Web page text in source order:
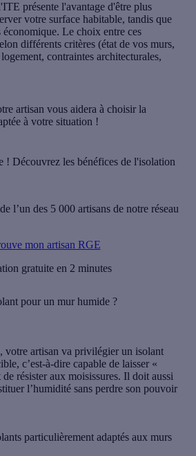
présente l'avantage d'être plus
votre surface habitable, tandis que
économique. Le choix entre ces
différents critères (état de vos murs,
contraintes architecturales,
artisan vous aidera à choisir la
à votre situation !
! Découvrez les bénéfices de l'isolation
l’un des 5 000 artisans de notre réseau
mon artisan RGE
gratuite en 2 minutes
pour un mur humide ?
votre artisan va privilégier un isolant
, c’est-à-dire capable de laisser «
résister aux moisissures. Il doit aussi
l’humidité sans perdre son pouvoir
particulièrement adaptés aux murs